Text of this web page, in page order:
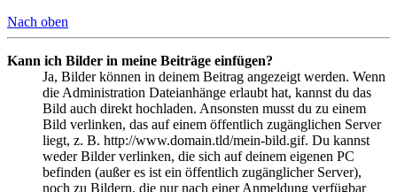
Nach oben
Kann ich Bilder in meine Beiträge einfügen?
Ja, Bilder können in deinem Beitrag angezeigt werden. Wenn
die Administration Dateianhänge erlaubt hat, kannst du das
Bild auch direkt hochladen. Ansonsten musst du zu einem
Bild verlinken, das auf einem öffentlich zugänglichen Server
liegt, z. B. http://www.domain.tld/mein-bild.gif. Du kannst
weder Bilder verlinken, die sich auf deinem eigenen PC
befinden (außer es ist ein öffentlich zugänglicher Server),
noch zu Bildern, die nur nach einer Anmeldung verfügbar